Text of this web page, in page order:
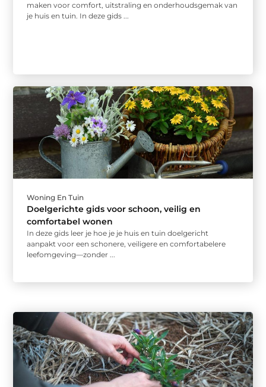
maken voor comfort, uitstraling en onderhoudsgemak van
je huis en tuin. In deze gids ...
Woning En Tuin
Doelgerichte gids voor schoon, veilig en
comfortabel wonen
In deze gids leer je hoe je je huis en tuin doelgericht
aanpakt voor een schonere, veiligere en comfortabelere
leefomgeving—zonder ...